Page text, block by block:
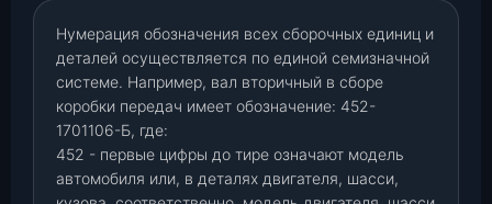
Нумерация обозначения всех сборочных единиц и
деталей осуществляется по единой семизначной
системе. Например, вал вторичный в сборе
коробки передач имеет обозначение: 452-
1701106-Б, где:
452 - первые цифры до тире означают модель
автомобиля или, в деталях двигателя, шасси,